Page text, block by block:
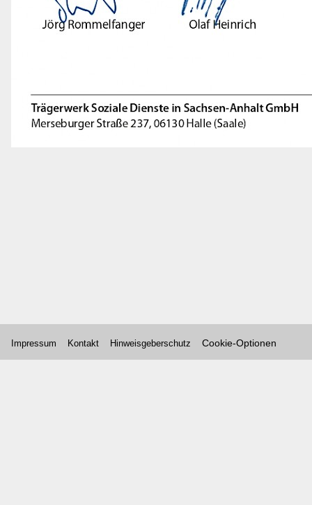
Impressum Kontakt Hinweisgeberschutz Cookie-Optionen